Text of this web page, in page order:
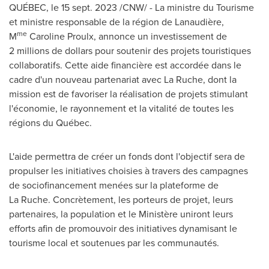
QUÉBEC, le15 sept. 2023 /CNW/ - La ministre du Tourisme
et ministre responsable de la région de Lanaudière,
Mme Caroline Proulx, annonce un investissement de
2 millions de dollars pour soutenir des projets touristiques
collaboratifs. Cette aide financière est accordée dans le
cadre d'un nouveau partenariat avec La Ruche, dont la
mission est de favoriser la réalisation de projets stimulant
l'économie, le rayonnement et la vitalité de toutes les
régions du Québec.
L'aide permettra de créer un fonds dont l'objectif sera de
propulser les initiatives choisies à travers des campagnes
de sociofinancement menées sur la plateforme de
La Ruche. Concrètement, les porteurs de projet, leurs
partenaires, la population et le Ministère uniront leurs
efforts afin de promouvoir des initiatives dynamisant le
tourisme local et soutenues par les communautés.